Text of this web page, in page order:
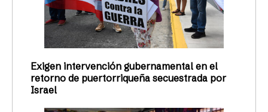
Exigen intervención gubernamental en el
retorno de puertorriqueña secuestrada por
Israel